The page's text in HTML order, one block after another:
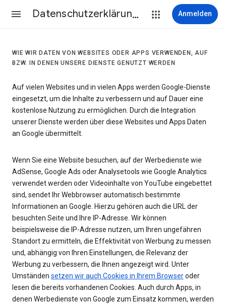
Datenschutzerklärung & Nutzungsbedingungen Anmelden
WIE WIR DATEN VON WEBSITES ODER APPS VERWENDEN, AUF
BZW. IN DENEN UNSERE DIENSTE GENUTZT WERDEN
Auf vielen Websites und in vielen Apps werden Google-Dienste
eingesetzt, um die Inhalte zu verbessern und auf Dauer eine
kostenlose Nutzung zu ermöglichen. Durch die Integration
unserer Dienste werden über diese Websites und Apps Daten
an Google übermittelt.
Wenn Sie eine Website besuchen, auf der Werbedienste wie
AdSense, Google Ads oder Analysetools wie Google Analytics
verwendet werden oder Videoinhalte von YouTube eingebettet
sind, sendet Ihr Webbrowser automatisch bestimmte
Informationen an Google. Hierzu gehören auch die URL der
besuchten Seite und Ihre IP-Adresse. Wir können
beispielsweise die IP-Adresse nutzen, um Ihren ungefähren
Standort zu ermitteln, die Effektivität von Werbung zu messen
und, abhängig von Ihren Einstellungen, die Relevanz der
Werbung zu verbessern, die Ihnen angezeigt wird. Unter
Umständen setzen wir auch Cookies in Ihrem Browseroder
lesen die bereits vorhandenen Cookies. Auch durch Apps, in
denen Werbedienste von Google zum Einsatz kommen, werden